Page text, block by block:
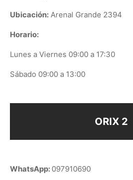
Ubicación: Arenal Grande 2394
Horario:
Lunes a Viernes 09:00 a 17:30
Sábado 09:00 a 13:00
ORIX 2
WhatsApp: 097910690